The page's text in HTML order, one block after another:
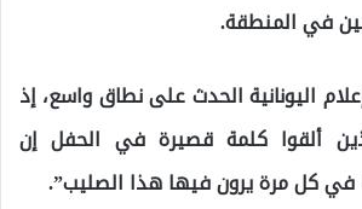
في المنطقة.
اليونانية الحدث على نطاق واسع، إذ
ألقوا كلمة قصيرة في الحفل إن
في كل مرة يرون فيها هذا الصليب”.